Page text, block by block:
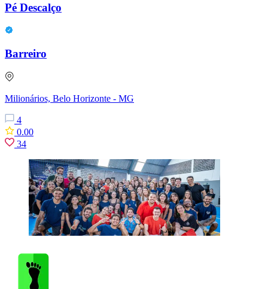
Pé Descalço
Barreiro
Milionários, Belo Horizonte - MG
4
0.00
34